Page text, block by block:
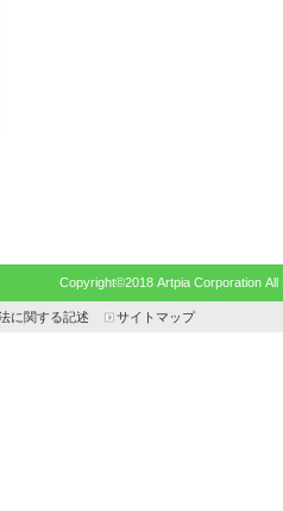
Copyright©2018 Artpia Corporation
に関する記述 サイトマップ